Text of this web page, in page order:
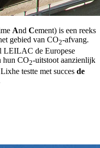
And Cement) is een reeks
gebied van CO2-afvang.
LEILAC de Europese
hun CO2-uitstoot aanzienlijk
testte met succes de